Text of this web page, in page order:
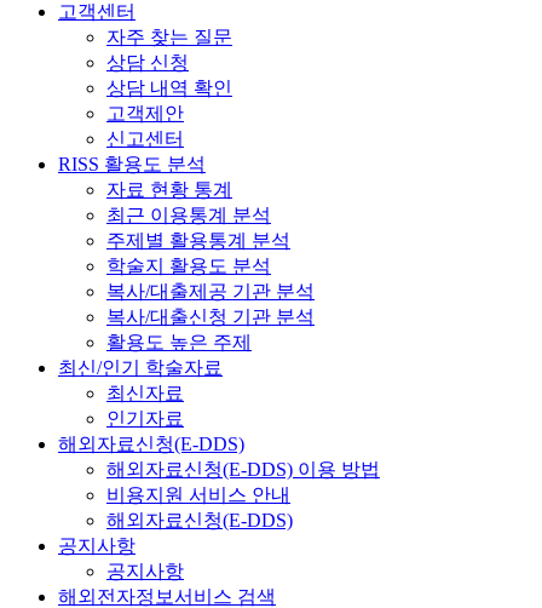
고객센터
자주 찾는 질문
상담 신청
상담 내역 확인
고객제안
신고센터
RISS 활용도 분석
자료 현황 통계
최근 이용통계 분석
주제별 활용통계 분석
학술지 활용도 분석
복사/대출제공 기관 분석
복사/대출신청 기관 분석
활용도 높은 주제
최신/인기 학술자료
최신자료
인기자료
해외자료신청(E-DDS)
해외자료신청(E-DDS) 이용 방법
비용지원 서비스 안내
해외자료신청(E-DDS)
공지사항
공지사항
해외전자정보서비스 검색